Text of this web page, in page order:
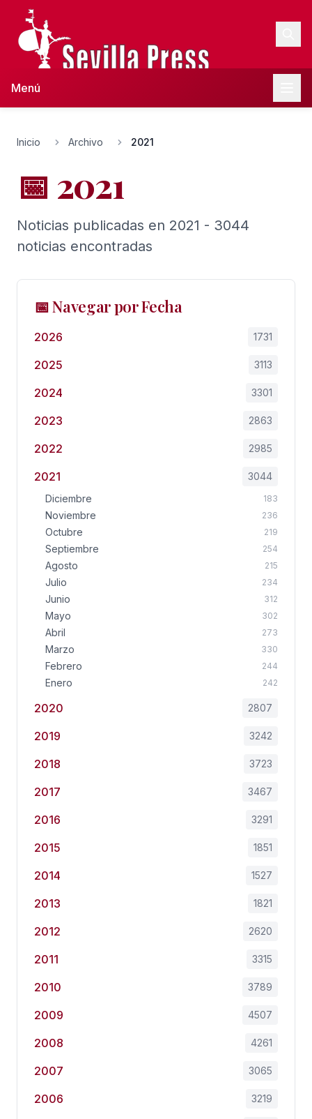
Menú
Inicio Archivo 2021
📅 2021
Noticias publicadas en 2021 - 3044
noticias encontradas
📅 Navegar por Fecha
2026 1731
2025 3113
2024 3301
2023 2863
2022 2985
2021
3044
Diciembre
183
Noviembre 236
Octubre 219
Septiembre 254
Agosto 215
Julio 234
Junio 312
Mayo 302
Abril 273
Marzo 330
Febrero 244
Enero 242
2020 2807
2019 3242
2018 3723
2017 3467
2016 3291
2015 1851
2014 1527
2013 1821
2012 2620
2011 3315
2010 3789
2009 4507
2008 4261
2007 3065
2006 3219